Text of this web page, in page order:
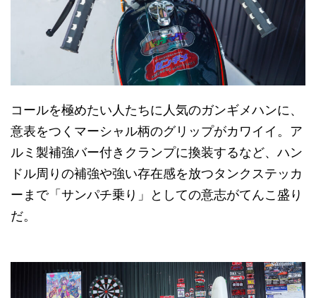
コールを極めたい人たちに人気のガンギメハンに、
意表をつくマーシャル柄のグリップがカワイイ。ア
ルミ製補強バー付きクランプに換装するなど、ハン
ドル周りの補強や強い存在感を放つタンクステッカ
ーまで「サンパチ乗り」としての意志がてんこ盛り
だ。